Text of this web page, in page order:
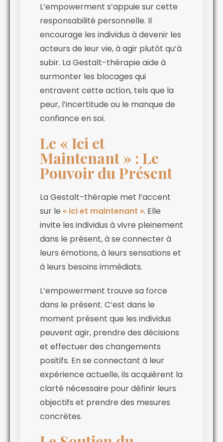
L’empowerment s’appuie sur cette
responsabilité personnelle. Il
encourage les individus à devenir les
acteurs de leur vie, à agir plutôt qu’à
subir. La Gestalt-thérapie aide à
surmonter les blocages qui
entravent cette action, tels que la
peur, l’incertitude ou le manque de
confiance en soi.
Le « Ici et
Maintenant » : Le
Pouvoir du Présent
La Gestalt-thérapie met l’accent
sur le « ici et maintenant ». Elle
invite les individus à vivre pleinement
dans le présent, à se connecter à
leurs émotions, à leurs sensations et
à leurs besoins immédiats.
L’empowerment trouve sa force
dans le présent. C’est dans le
moment présent que les individus
peuvent agir, prendre des décisions
et effectuer des changements
positifs. En se connectant à leur
expérience actuelle, ils acquièrent la
clarté nécessaire pour définir leurs
objectifs et prendre des mesures
concrètes.